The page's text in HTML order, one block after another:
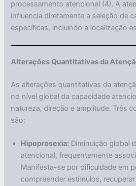
processamento atencional (4). A
influencia diretamente a seleção de
específicas, incluindo a localização
Alterações Quantitativas da
As alterações quantitativas da
no nível global da capacidade
natureza, direção e amplitude. Três
são:
Hipoprosexia: Diminuição global
atencional, frequentemente
Manifesta-se por dificuldade em
compreender estímulos,